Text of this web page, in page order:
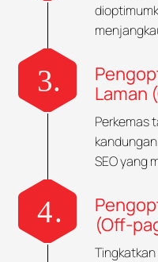
Laman
Perkemas
SEO yang
(Off-